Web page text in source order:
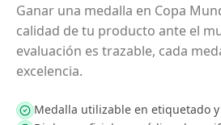
Ganar una medalla en Copa
calidad de tu producto ante el
evaluación es trazable, cada
excelencia.
Medalla utilizable en etiquetado